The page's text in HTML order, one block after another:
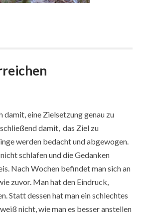
damit, eine Zielsetzung genau zu
damit, das Ziel zu
werden bedacht und abgewogen.
schlafen und die Gedanken
Nach Wochen befindet man sich an
zuvor. Man hat den Eindruck,
Statt dessen hat man ein schlechtes
nicht, wie man es besser anstellen